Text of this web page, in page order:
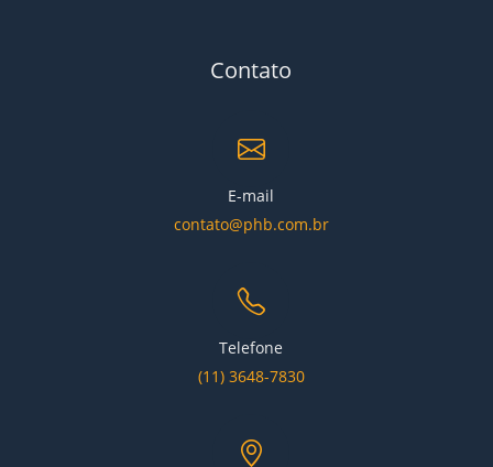
Contato
E-mail
contato@phb.com.br
Telefone
(11) 3648-7830